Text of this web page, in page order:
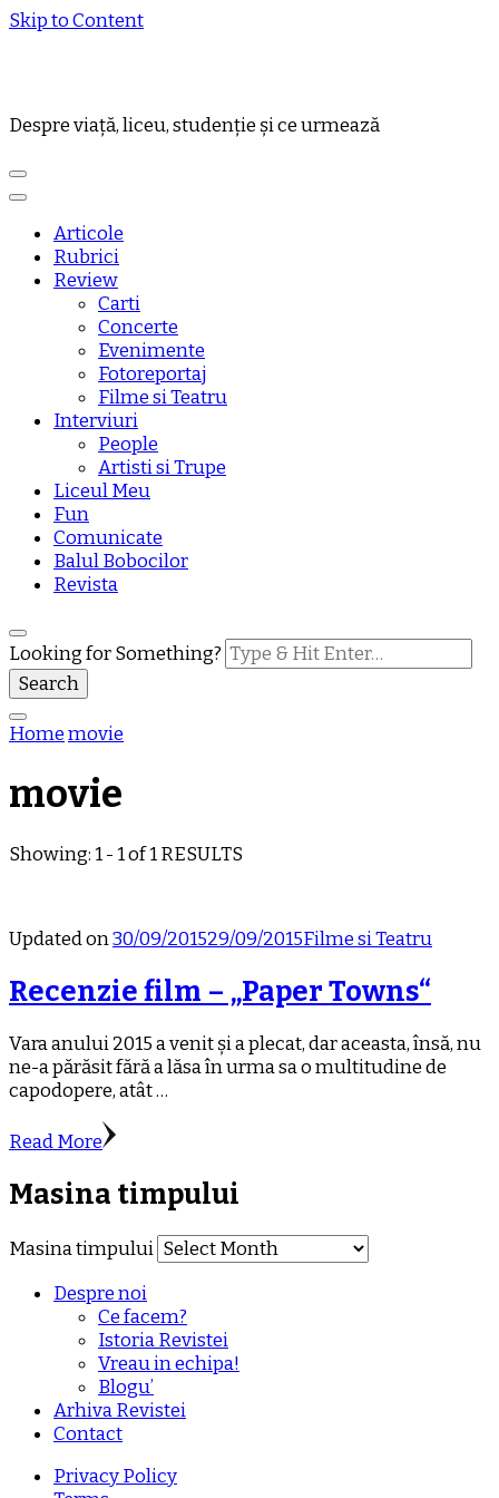
Skip to Content
Despre viață, liceu, studenție și ce urmează
Articole
Rubrici
Review
Carti
Concerte
Evenimente
Fotoreportaj
Filme si Teatru
Interviuri
People
Artisti si Trupe
Liceul Meu
Fun
Comunicate
Balul Bobocilor
Revista
Looking for Something?
Homemovie
movie
Showing: 1 - 1 of 1 RESULTS
Updated on30/09/201529/09/2015Filme si Teatru
Recenzie film – „Paper Towns“
Vara anului 2015 a venit și a plecat, dar aceasta, însă, nu
ne-a părăsit fără a lăsa în urma sa o multitudine de
capodopere, atât …
Read More
Masina timpului
Masina timpului
Despre noi
Ce facem?
Istoria Revistei
Vreau in echipa!
Blogu’
Arhiva Revistei
Contact
Privacy Policy